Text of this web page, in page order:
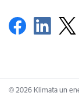
© 2026 Klimata un